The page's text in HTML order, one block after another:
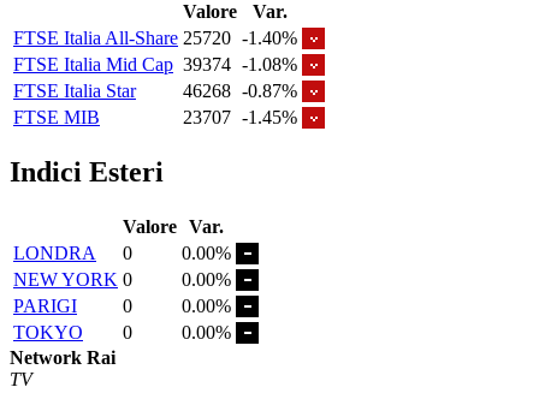
Valore
Var.
FTSE Italia All-Share 25720 -1.40%
FTSE Italia Mid Cap 39374 -1.08%
FTSE Italia Star
46268 -0.87%
FTSE MIB
23707 -1.45%
Indici Esteri
Valore Var.
LONDRA
0
0.00%
NEW YORK 0
0.00%
PARIGI
0
0.00%
TOKYO
0
0.00%
Network Rai
TV